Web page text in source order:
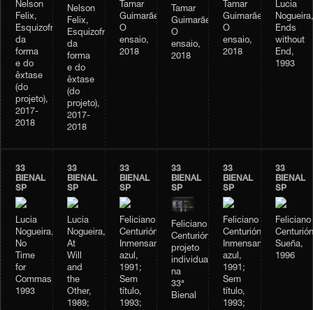
Nelson
Felix,
Esquizofrenia
da
forma
e do
êxtase
(do
projeto),
2017-
2018
Nelson
Felix,
Esquizofrenia
da
forma
e do
êxtase
(do
projeto),
2017-
2018
Tamar
Guimarães,
O
ensaio,
2018
Tamar
Guimarães,
O
ensaio,
2018
Tamar
Guimarães,
O
ensaio,
2018
Lucia
Nogueira,
Ends
without
End,
1993
33
BIENAL
SP
Lucia
Nogueira,
No
Time
for
Commas,
1993
33
BIENAL
SP
Lucia
Nogueira,
At
Will
and
the
Other,
1989;
33
BIENAL
SP
Feliciano
Centurión,
Inmensamente
azul,
1991;
Sem
título,
1993;
33
BIENAL
SP
Feliciano
Centurión,
projeto
individual
na
33ª
Bienal
33
BIENAL
SP
Feliciano
Centurión,
Inmensamente
azul,
1991;
Sem
título,
1993;
33
BIENAL
SP
Feliciano
Sueña,
1996